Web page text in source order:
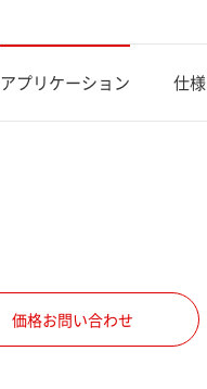
アプリケーション 仕様
価格お問い合わせ